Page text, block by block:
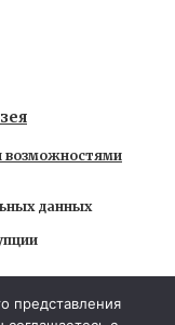
возможностями
данных
на сайте
представления